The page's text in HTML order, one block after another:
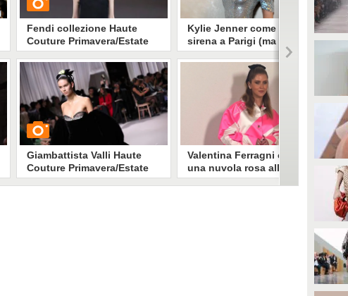
Fendi collezione Haute
Couture Primavera/Estate
2024
GUARDA
1782 • di Stile e trend
Giambattista Valli Haute
Couture Primavera/Estate
2024
Kylie Jenner come una
sirena a Parigi (ma con
l'hair look ha "imitato" Kim
Kylie Jenner è tra le grandi
protagoniste della Paris Fashion
Week dedicata all'Haute Couture.
Nelle ultime ore ha partecipato
alla sfilata di Maison Margiela,
approfittandone per trasformarsi
in una sirena in carne e ossa.
Valentina Ferragni come
una nuvola rosa alle sfilate
di Parigi, svela il retroscena